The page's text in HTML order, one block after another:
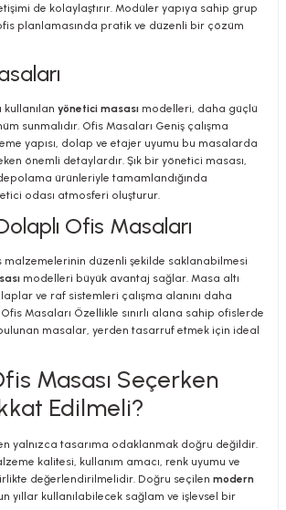
de kolaylaştırır. Modüler yapıya sahip grup
planlamasında pratik ve düzenli bir çözüm
yönetici masası modelleri, daha güçlü
sunmalıdır. Ofis Masaları Geniş çalışma
yapısı, dolap ve etajer uyumu bu masalarda
önemli detaylardır. Şık bir yönetici masası,
ürünleriyle tamamlandığında
odası atmosferi oluşturur.
Ofis Masaları
malzemelerinin düzenli şekilde saklanabilmesi
modelleri büyük avantaj sağlar. Masa altı
ve raf sistemleri çalışma alanını daha
Masaları Özellikle sınırlı alana sahip ofislerde
masalar, yerden tasarruf etmek için ideal
Masası Seçerken
Edilmeli?
yalnızca tasarıma odaklanmak doğru değildir.
kalitesi, kullanım amacı, renk uyumu ve
değerlendirilmelidir. Doğru seçilen modern
yıllar kullanılabilecek sağlam ve işlevsel bir